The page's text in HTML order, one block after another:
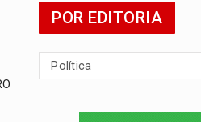
POR EDITORIA